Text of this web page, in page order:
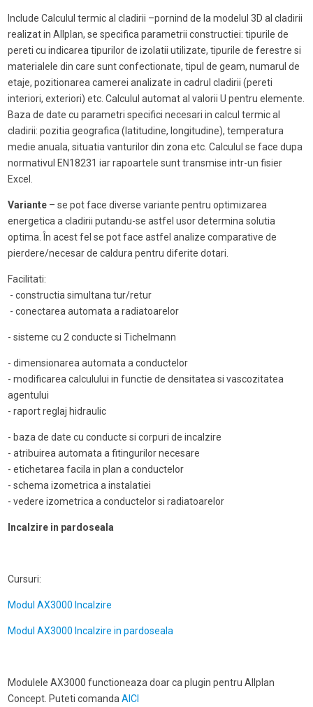
Include Calculul termic al cladirii –pornind de la modelul 3D al cladirii
realizat in Allplan, se specifica parametrii constructiei: tipurile de
pereti cu indicarea tipurilor de izolatii utilizate, tipurile de ferestre si
materialele din care sunt confectionate, tipul de geam, numarul de
etaje, pozitionarea camerei analizate in cadrul cladirii (pereti
interiori, exteriori) etc. Calculul automat al valorii U pentru elemente.
Baza de date cu parametri specifici necesari in calcul termic al
cladirii: pozitia geografica (latitudine, longitudine), temperatura
medie anuala, situatia vanturilor din zona etc. Calculul se face dupa
normativul EN18231 iar rapoartele sunt transmise intr-un fisier
Excel.
Variante– se pot face diverse variante pentru optimizarea
energetica a cladirii putandu-se astfel usor determina solutia
optima. În acest fel se pot face astfel analize comparative de
pierdere/necesar de caldura pentru diferite dotari.
Facilitati:
- constructia simultana tur/retur
- conectarea automata a radiatoarelor
- sisteme cu 2 conducte si Tichelmann
- dimensionarea automata a conductelor
- modificarea calculului in functie de densitatea si vascozitatea
agentului
- raport reglaj hidraulic
- baza de date cu conducte si corpuri de incalzire
- atribuirea automata a fitingurilor necesare
- etichetarea facila in plan a conductelor
- schema izometrica a instalatiei
- vedere izometrica a conductelor si radiatoarelor
Incalzire in pardoseala
Cursuri:
Modul AX3000 Incalzire
Modul AX3000 Incalzire in pardoseala
Modulele AX3000 functioneaza doar ca plugin pentru Allplan
Concept. Puteti comandaAICI